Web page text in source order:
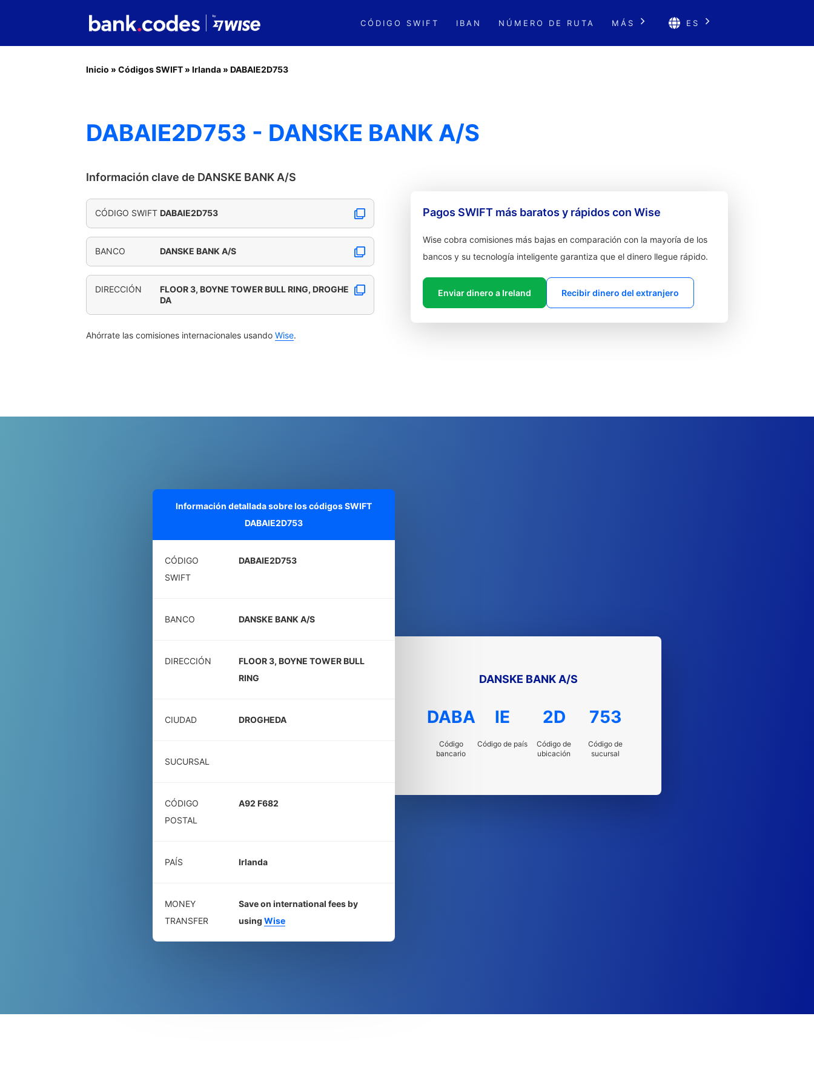
CÓDIGO SWIFT IBAN NÚMERO DE RUTA MÁS ES
Inicio » Códigos SWIFT » Irlanda » DABAIE2D753
DABAIE2D753 - DANSKE BANK A/S
Información clave de DANSKE BANK A/S
CÓDIGO SWIFT DABAIE2D753
BANCO DANSKE BANK A/S
DIRECCIÓN
FLOOR 3, BOYNE TOWER BULL RING, DROGHE
DA
Ahórrate las comisiones internacionales usando Wise.
Pagos SWIFT más baratos y rápidos con Wise
Wise cobra comisiones más bajas en comparación con la mayoría de los
bancos y su tecnología inteligente garantiza que el dinero llegue rápido.
Enviar dinero a Ireland Recibir dinero del extranjero
Información detallada sobre los códigos SWIFT
DABAIE2D753
CÓDIGO
SWIFT
DABAIE2D753
BANCO DANSKE BANK A/S
DIRECCIÓN
FLOOR 3, BOYNE TOWER BULL
RING
CIUDAD DROGHEDA
SUCURSAL
CÓDIGO
POSTAL
A92 F682
PAÍS Irlanda
MONEY
TRANSFER
Save on international fees by
using Wise
DANSKE BANK A/S
DABA
Código
bancario
IE
Código de país
2D
Código de
ubicación
753
Código de
sucursal